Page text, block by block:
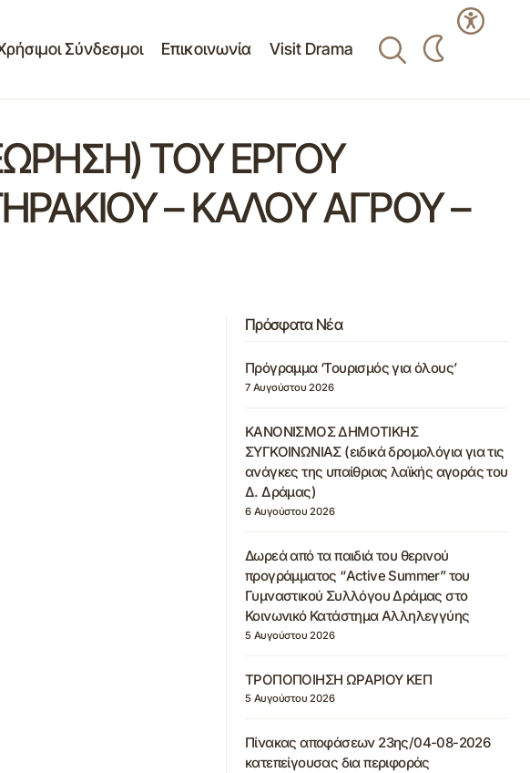
Σύνδεσμοι Επικοινωνία Visit Drama
ΤΟΥ ΕΡΓΟΥ
– ΚΑΛΟΥ ΑΓΡΟΥ –
Πρόσφατα Νέα
Πρόγραμμα ‘Τουρισμός για όλους’
7 Αυγούστου 2026
ΚΑΝΟΝΙΣΜΟΣ ΔΗΜΟΤΙΚΗΣ
ΣΥΓΚΟΙΝΩΝΙΑΣ (ειδικά δρομολόγια για τις
ανάγκες της υπαίθριας λαϊκής αγοράς του
Δ. Δράμας)
6 Αυγούστου 2026
Δωρεά από τα παιδιά του θερινού
προγράμματος “Active Summer” του
Γυμναστικού Συλλόγου Δράμας στο
Κοινωνικό Κατάστημα Αλληλεγγύης
5 Αυγούστου 2026
ΤΡΟΠΟΠΟΙΗΣΗ ΩΡΑΡΙΟΥ ΚΕΠ
5 Αυγούστου 2026
Πίνακας αποφάσεων 23ης/04-08-2026
κατεπείγουσας δια περιφοράς